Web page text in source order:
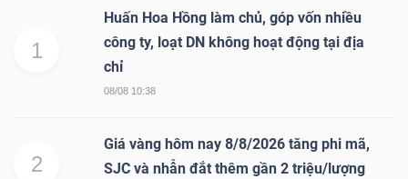
1
Huấn Hoa Hồng làm chủ, góp vốn nhiều
công ty, loạt DN không hoạt động tại địa
chỉ
08/08 10:38
2
Giá vàng hôm nay 8/8/2026 tăng phi mã,
SJC và nhẫn đắt thêm gần 2 triệu/lượng